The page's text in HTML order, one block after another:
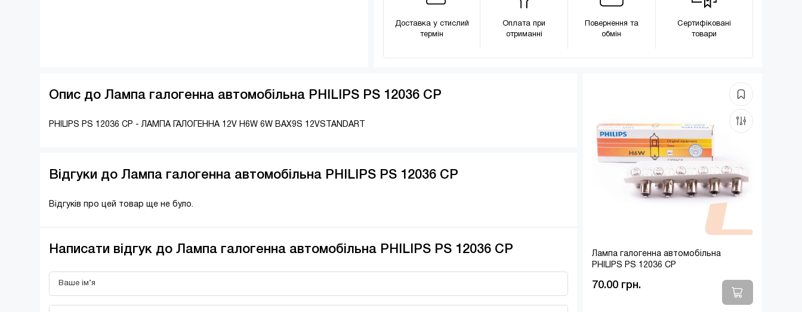
Доставка у стислий
термін
Оплата при
отриманні
Повернення та
обмін
Сертифіковані
товари
Опис до Лампа галогенна автомобільна PHILIPS PS 12036 CP
PHILIPS PS 12036 CP - ЛАМПА ГАЛОГЕННА 12V H6W 6W BAX9S 12VSTANDART
Відгуки до Лампа галогенна автомобільна PHILIPS PS 12036 CP
Відгуків про цей товар ще не було.
Написати відгук до Лампа галогенна автомобільна PHILIPS PS 12036 CP
Лампа галогенна автомобільна
PHILIPS PS 12036 CP
70.00 грн.